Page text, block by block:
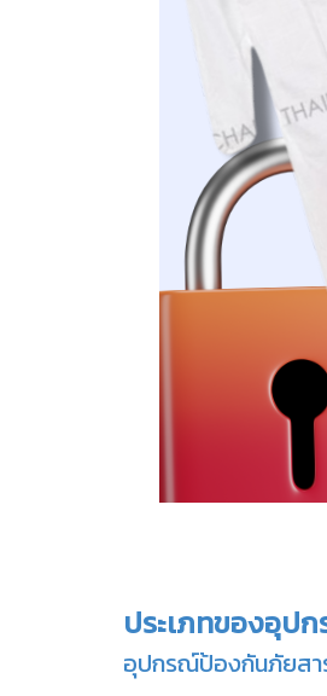
ประเภทของอุป
อุปกรณ์ป้องกันภัยสา